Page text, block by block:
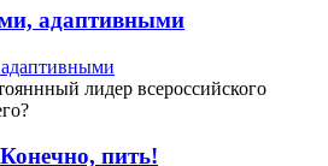
адаптивными
лидер всероссийского
пить!